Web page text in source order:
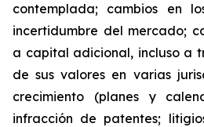
contemplada; cambios en
incertidumbre del mercado;
a capital adicional, incluso a
de sus valores en varias
crecimiento (planes y
infracción de patentes;